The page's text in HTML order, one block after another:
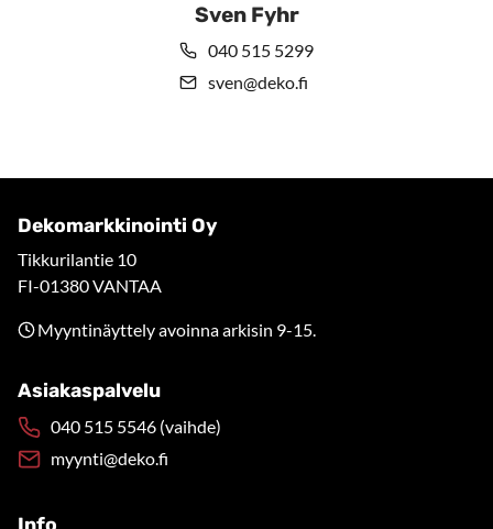
Sven Fyhr
040 515 5299
sven@deko.fi
Dekomarkkinointi Oy
Tikkurilantie 10
FI-01380 VANTAA
Myyntinäyttely avoinna arkisin 9-15.
Asiakaspalvelu
040 515 5546 (vaihde)
myynti@deko.fi
Info